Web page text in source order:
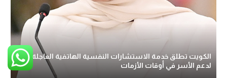
الكويت تطلق خدمة الاستشارات النفسية الهاتفية العاجلة
لدعم الأسر في أوقات الأزمات